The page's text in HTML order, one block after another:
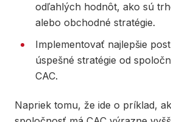
odľahlých hodnôt, ako sú
alebo obchodné stratégie.
Implementovať najlepšie
úspešné stratégie od
CAC.
Napriek tomu, že ide o príklad,